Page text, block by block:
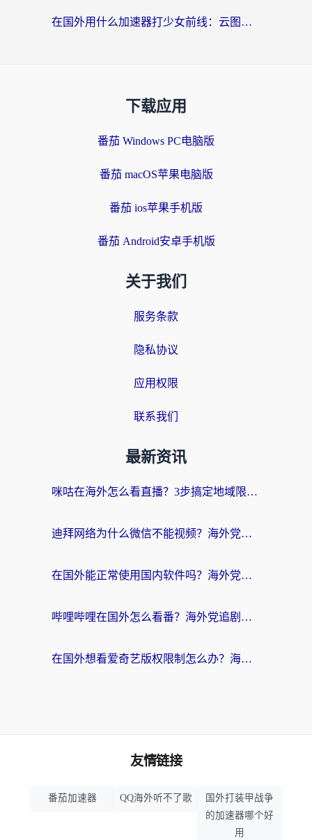
在国外用什么加速器打少女前线：云图计划不卡？一个老玩家的掏心分享
下载应用
番茄 Windows PC电脑版
番茄 macOS苹果电脑版
番茄 ios苹果手机版
番茄 Android安卓手机版
关于我们
服务条款
隐私协议
应用权限
联系我们
最新资讯
咪咕在海外怎么看直播？3步搞定地域限制，还能畅看腾讯视频与国内热剧
迪拜网络为什么微信不能视频？海外党必看的回国加速全攻略
在国外能正常使用国内软件吗？海外党亲测有效的无缝访问指南
哔哩哔哩在国外怎么看番？海外党追剧看片的终极解决方案
在国外想看爱奇艺版权限制怎么办？海外华人必看的追剧自由指南
友情链接
番茄加速器 QQ海外听不了歌
国外打装甲战争
的加速器哪个好
用